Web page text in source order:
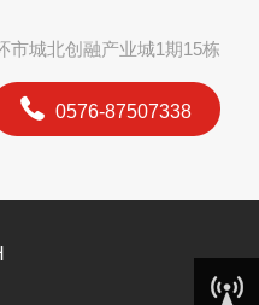
市城北创融产业城1期15栋
0576-87507338